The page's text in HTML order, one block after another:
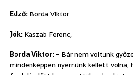
Edző: Borda Viktor
Jók:Kaszab Ferenc,
Borda Viktor: – Bár nem voltunk
mindenképpen nyernünk kellett volna,